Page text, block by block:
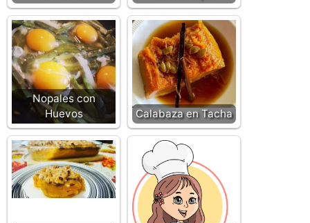
Nopales con
Huevos
Calabaza en Tacha